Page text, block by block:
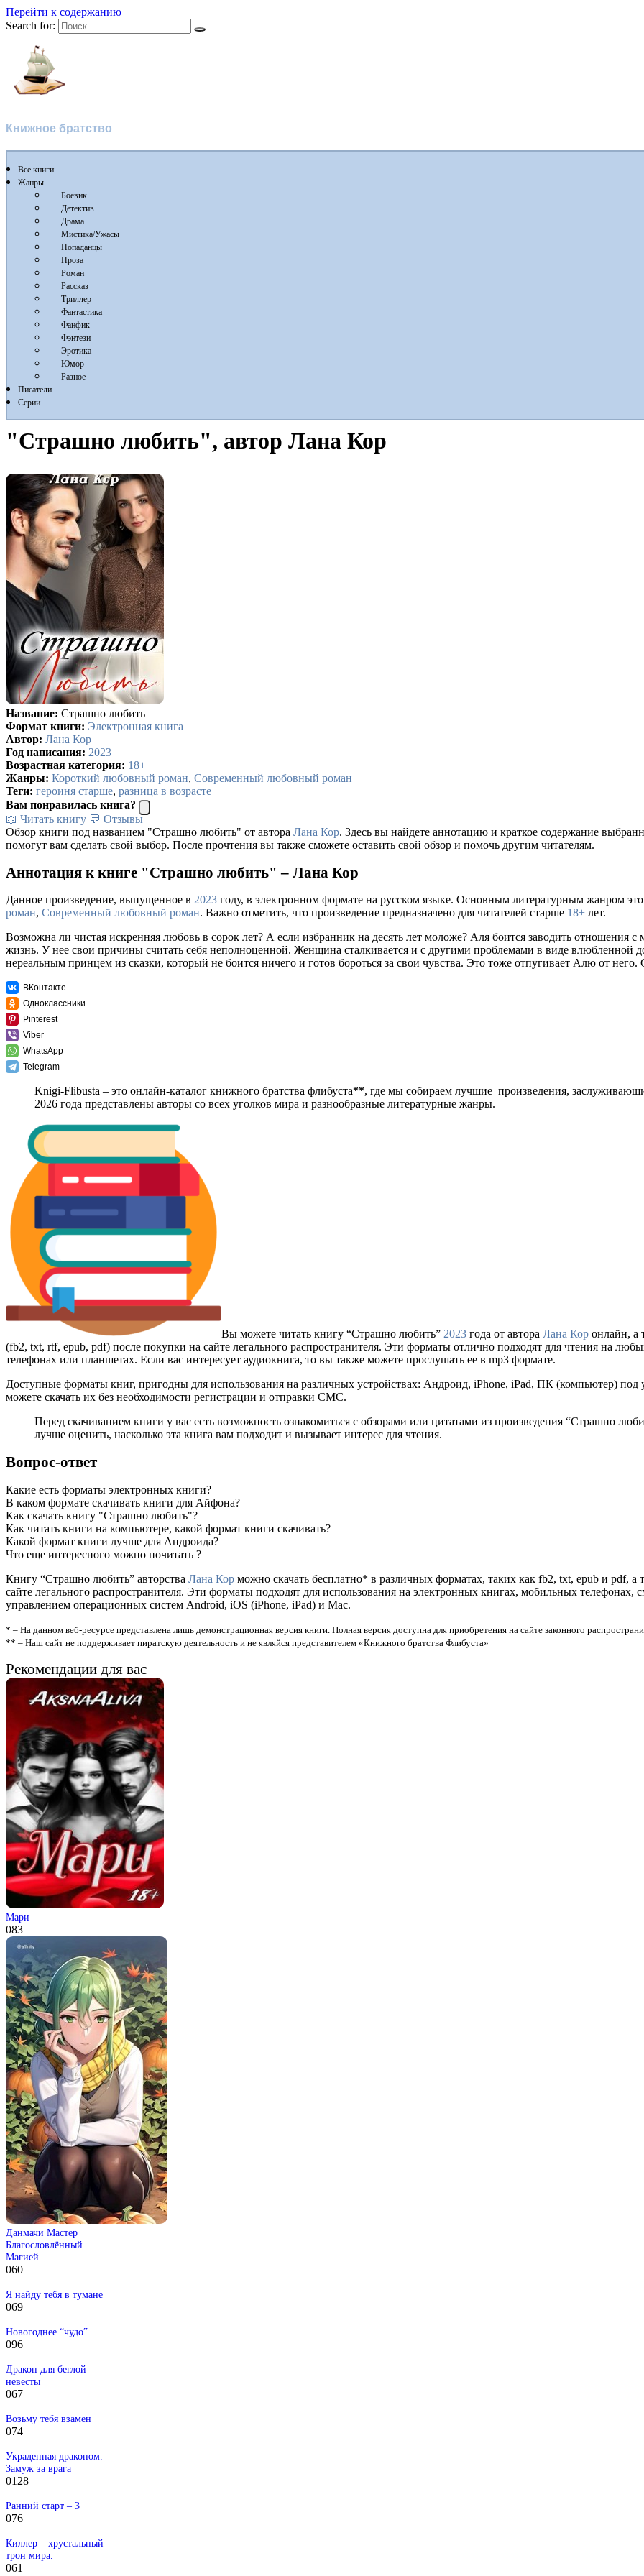
Перейти к содержанию
Search for:
Книжное братство
Все книги
Жанры
Боевик
Детектив
Драма
Мистика/Ужасы
Попаданцы
Проза
Роман
Рассказ
Триллер
Фантастика
Фанфик
Фэнтези
Эротика
Юмор
Разное
Писатели
Серии
"Страшно любить", автор Лана Кор
Название: Страшно любить
Формат книги: Электронная книга
Автор: Лана Кор
Год написания: 2023
Возрастная категория: 18+
Жанры: Короткий любовный роман, Современный любовный роман
Теги: героиня старше, разница в возрасте
Вам понравилась книга?
📖 Читать книгу 💬 Отзывы
Обзор книги под названием "Страшно любить" от автора Лана Кор. Здесь вы найдете аннотацию и краткое содержание
помогут вам сделать свой выбор. После прочтения вы также сможете оставить свой обзор и помочь другим читателям.
Аннотация к книге "Страшно любить" – Лана Кор
Данное произведение, выпущенное в 2023 году, в электронном формате на русском языке. Основным литературным жанром
роман, Современный любовный роман. Важно отметить, что произведение предназначено для читателей старше 18+ лет.
Возможна ли чистая искренняя любовь в сорок лет? А если избранник на десять лет моложе? Аля боится заводить отношения
жизнь. У нее свои причины считать себя неполноценной. Женщина сталкивается и с другими проблемами в виде влюбленной
нереальным принцем из сказки, который не боится ничего и готов бороться за свои чувства. Это тоже отпугивает Алю от
ВКонтакте
Одноклассники
Pinterest
Viber
WhatsApp
Telegram
Knigi-Flibusta – это онлайн-каталог книжного братства флибуста**, где мы собираем лучшие произведения,
2026 года представлены авторы со всех уголков мира и разнообразные литературные жанры.
Вы можете читать книгу “Страшно любить” 2023 года от автора Лана Кор онлайн, а
(fb2, txt, rtf, epub, pdf) после покупки на сайте легального распространителя. Эти форматы отлично подходят для чтения на
телефонах или планшетах. Если вас интересует аудиокнига, то вы также можете прослушать ее в mp3 формате.
Доступные форматы книг, пригодны для использования на различных устройствах: Андроид, iPhone, iPad, ПК (компьютер)
можете скачать их без необходимости регистрации и отправки СМС.
Перед скачиванием книги у вас есть возможность ознакомиться с обзорами или цитатами из произведения “Страшно
лучше оценить, насколько эта книга вам подходит и вызывает интерес для чтения.
Вопрос-ответ
Какие есть форматы электронных книги?
В каком формате скачивать книги для Айфона?
Как скачать книгу "Страшно любить"?
Как читать книги на компьютере, какой формат книги скачивать?
Какой формат книги лучше для Андроида?
Что еще интересного можно почитать ?
Книгу “Страшно любить” авторства Лана Кор можно скачать бесплатно* в различных форматах, таких как fb2, txt, epub и pdf,
сайте легального распространителя. Эти форматы подходят для использования на электронных книгах, мобильных
управлением операционных систем Android, iOS (iPhone, iPad) и Mac.
* – На данном веб-ресурсе представлена лишь демонстрационная версия книги. Полная версия доступна для приобретения на сайте законного
** – Наш сайт не поддерживает пиратскую деятельность и не являйся представителем «Книжного братства Флибуста»
Рекомендации для вас
Мари
083
Данмачи Мастер
Благословлённый
Магией
060
Я найду тебя в тумане
069
Новогоднее “чудо”
096
Дракон для беглой
невесты
067
Возьму тебя взамен
074
Украденная драконом.
Замуж за врага
0128
Ранний старт – 3
076
Киллер – хрустальный
трон мира.
061